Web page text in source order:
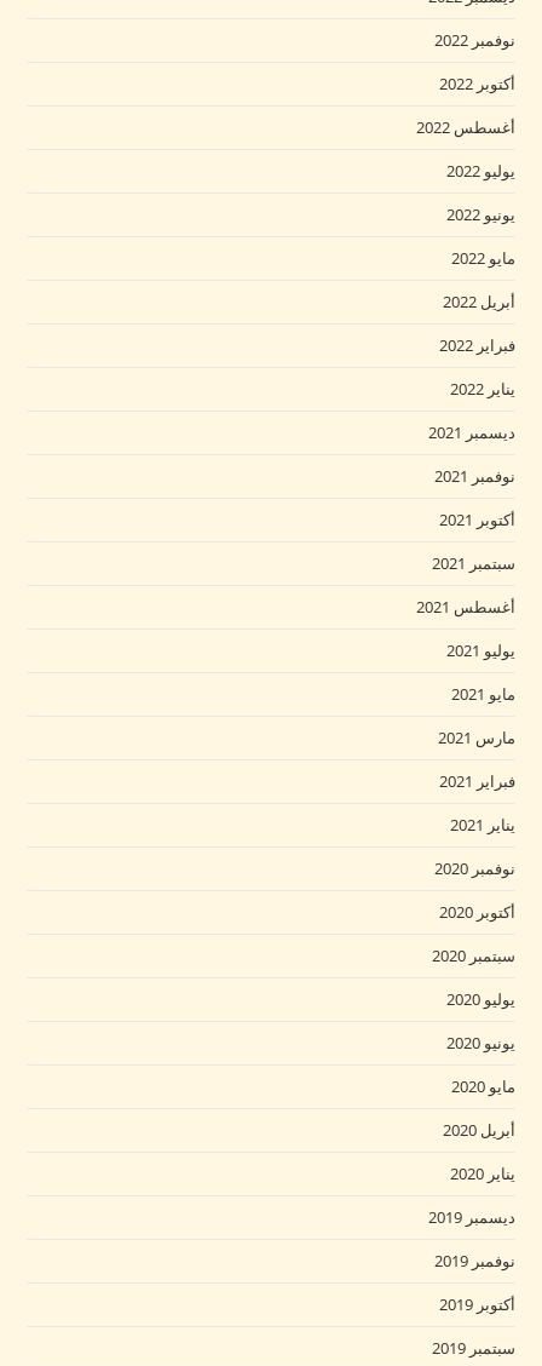
نوفمبر 2022
أكتوبر 2022
أغسطس 2022
يوليو 2022
يونيو 2022
مايو 2022
أبريل 2022
فبراير 2022
يناير 2022
ديسمبر 2021
نوفمبر 2021
أكتوبر 2021
سبتمبر 2021
أغسطس 2021
يوليو 2021
مايو 2021
مارس 2021
فبراير 2021
يناير 2021
نوفمبر 2020
أكتوبر 2020
سبتمبر 2020
يوليو 2020
يونيو 2020
مايو 2020
أبريل 2020
يناير 2020
ديسمبر 2019
نوفمبر 2019
أكتوبر 2019
سبتمبر 2019